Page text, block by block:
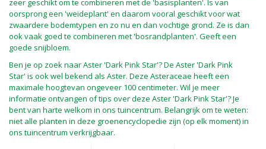
zeer geschikt om te combineren met de 'basisplanten'. Is van
oorsprong een 'weideplant' en daarom vooral geschikt voor wat
zwaardere bodemtypen en zo nu en dan vochtige grond. Ze is dan
ook vaak goed te combineren met 'bosrandplanten'. Geeft een
goede snijbloem.
Ben je op zoek naar Aster 'Dark Pink Star'? De Aster 'Dark Pink
Star' is ook wel bekend als Aster. Deze Asteraceae heeft een
maximale hoogtevan ongeveer 100 centimeter. Wil je meer
informatie ontvangen of tips over deze Aster 'Dark Pink Star'? Je
bent van harte welkom in ons tuincentrum. Belangrijk om te weten:
niet alle planten in deze groenencyclopedie zijn (op elk moment) in
ons tuincentrum verkrijgbaar.